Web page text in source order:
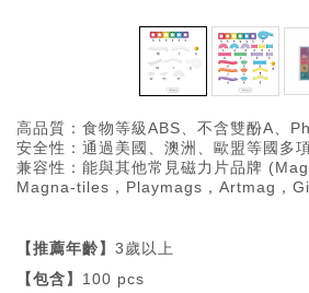
高品質：食物等級ABS、不含雙酚A、
安全性：通過美國、澳洲、歐盟等國多
兼容性：能與其他常見磁力片品牌
Magna-tiles，Playmags，Artmag，
【推薦年齡】 3歲以上
【包含】 100 pcs